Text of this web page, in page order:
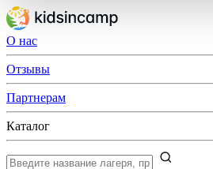
О нас
Отзывы
Партнерам
Каталог